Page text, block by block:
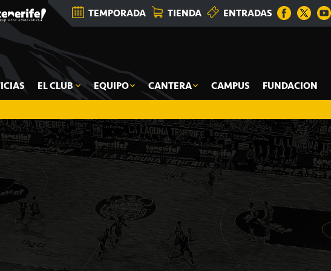
TEMPORADA TIENDA ENTRADAS
EL CLUB EQUIPO CANTERA CAMPUS FUNDACION